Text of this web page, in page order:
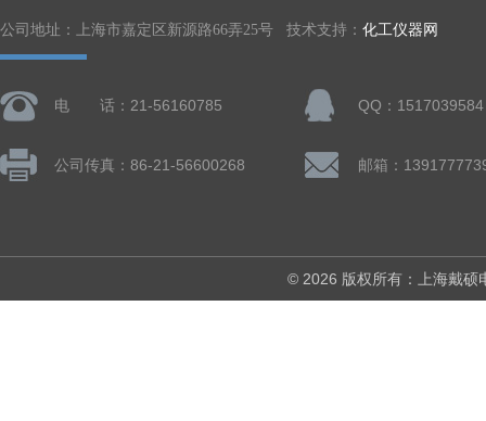
公司地址：上海市嘉定区新源路66弄25号 技术支持： 化工仪器网
电 话：21-56160785 QQ：1517039584
公司传真：86-21-56600268
© 2026 版权所有：上海戴